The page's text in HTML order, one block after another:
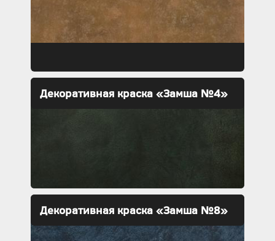
Декоративная краска «Замша №4»
Декоративная краска «Замша №8»